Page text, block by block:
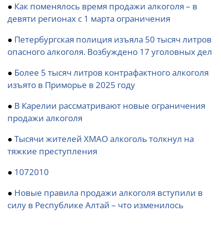
● Как поменялось время продажи алкоголя – в
девяти регионах с 1 марта ограничения
● Петербургская полиция изъяла 50 тысяч литров
опасного алкоголя. Возбуждено 17 уголовных дел
● Более 5 тысяч литров контрафактного алкоголя
изъято в Приморье в 2025 году
● В Карелии рассматривают новые ограничения
продажи алкоголя
● Тысячи жителей ХМАО алкоголь толкнул на
тяжкие преступления
● 1072010
● Новые правила продажи алкоголя вступили в
силу в Республике Алтай – что изменилось